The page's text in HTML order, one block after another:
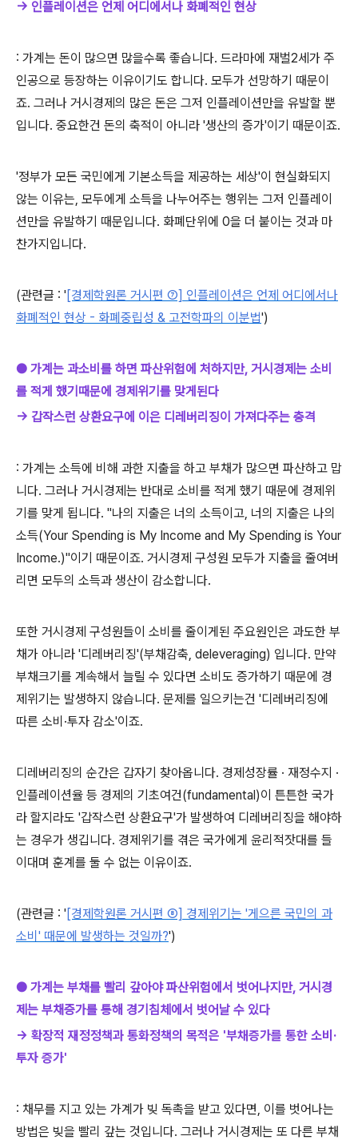
→ 인플레이션은 언제 어디에서나 화폐적인 현상
: 가계는 돈이 많으면 많을수록 좋습니다. 드라마에 재벌2세가 주
인공으로 등장하는 이유이기도 합니다. 모두가 선망하기 때문이
죠. 그러나 거시경제의 많은 돈은 그저 인플레이션만을 유발할 뿐
입니다. 중요한건 돈의 축적이 아니라 '생산의 증가'이기 때문이죠.
'정부가 모든 국민에게 기본소득을 제공하는 세상'이 현실화되지
않는 이유는, 모두에게 소득을 나누어주는 행위는 그저 인플레이
션만을 유발하기 때문입니다. 화폐단위에 0을 더 붙이는 것과 마
찬가지입니다.
(관련글 : ' [경제학원론 거시편 ⑦] 인플레이션은 언제 어디에서나
화폐적인 현상 - 화폐중립성 & 고전학파의 이분법')
● 가계는 과소비를 하면 파산위험에 처하지만, 거시경제는 소비
를 적게 했기때문에 경제위기를 맞게된다
→ 갑작스런 상환요구에 이은 디레버리징이 가져다주는 충격
: 가계는 소득에 비해 과한 지출을 하고 부채가 많으면 파산하고 맙
니다. 그러나 거시경제는 반대로 소비를 적게 했기 때문에 경제위
기를 맞게 됩니다. "나의 지출은 너의 소득이고, 너의 지출은 나의
소득(Your Spending is My Income and My Spending is Your
Income.)"이기 때문이죠. 거시경제 구성원 모두가 지출을 줄여버
리면 모두의 소득과 생산이 감소합니다.
또한 거시경제 구성원들이 소비를 줄이게된 주요원인은 과도한 부
채가 아니라 '디레버리징'(부채감축, deleveraging) 입니다. 만약
부채크기를 계속해서 늘릴 수 있다면 소비도 증가하기 때문에 경
제위기는 발생하지 않습니다. 문제를 일으키는건 '디레버리징에
따른 소비·투자 감소'이죠.
디레버리징의 순간은 갑자기 찾아옵니다. 경제성장률 · 재정수지 ·
인플레이션율 등 경제의 기초여건(fundamental)이 튼튼한 국가
라 할지라도 '갑작스런 상환요구'가 발생하여 디레버리징을 해야하
는 경우가 생깁니다. 경제위기를 겪은 국가에게 윤리적잣대를 들
이대며 훈계를 둘 수 없는 이유이죠.
(관련글 : ' [경제학원론 거시편 ⑧] 경제위기는 '게으른 국민의 과
소비' 때문에 발생하는 것일까?')
● 가계는 부채를 빨리 갚아야 파산위험에서 벗어나지만, 거시경
제는 부채증가를 통해 경기침체에서 벗어날 수 있다
→ 확장적 재정정책과 통화정책의 목적은 '부채증가를 통한 소비·
투자 증가'
: 채무를 지고 있는 가계가 빚 독촉을 받고 있다면, 이를 벗어나는
방법은 빚을 빨리 갚는 것입니다. 그러나 거시경제는 또 다른 부채